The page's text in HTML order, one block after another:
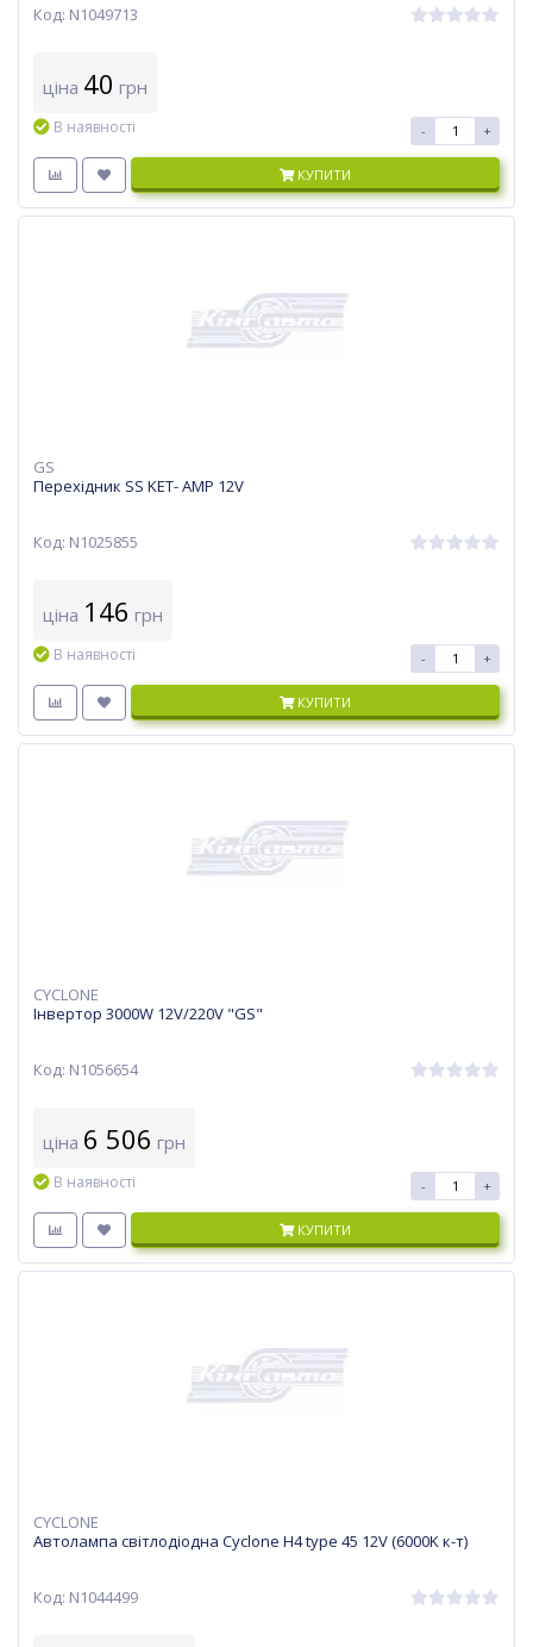
Код: N1049713
ціна 40 грн
В наявності - +
КУПИТИ
GS
Перехідник SS KET- AMP 12V
Код: N1025855
ціна 146 грн
В наявності - +
КУПИТИ
CYCLONE
Інвертор 3000W 12V/220V "GS"
Код: N1056654
ціна 6 506 грн
В наявності - +
КУПИТИ
CYCLONE
Автолампа світлодіодна Cyclone H4 type 45 12V (6000K к-т)
Код: N1044499